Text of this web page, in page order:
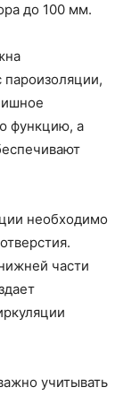
до 100 мм.
пароизоляции,
функцию, а
необходимо
части
учитывать